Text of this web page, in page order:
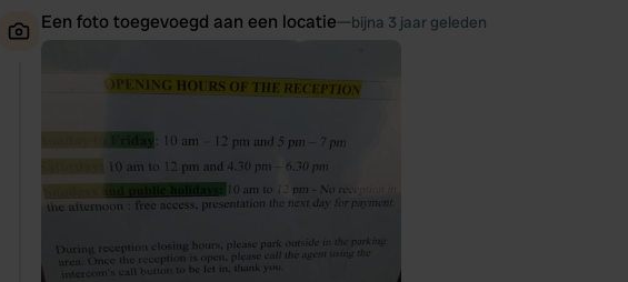
Een foto toegevoegd aan een locatie—bijna 3 jaar geleden